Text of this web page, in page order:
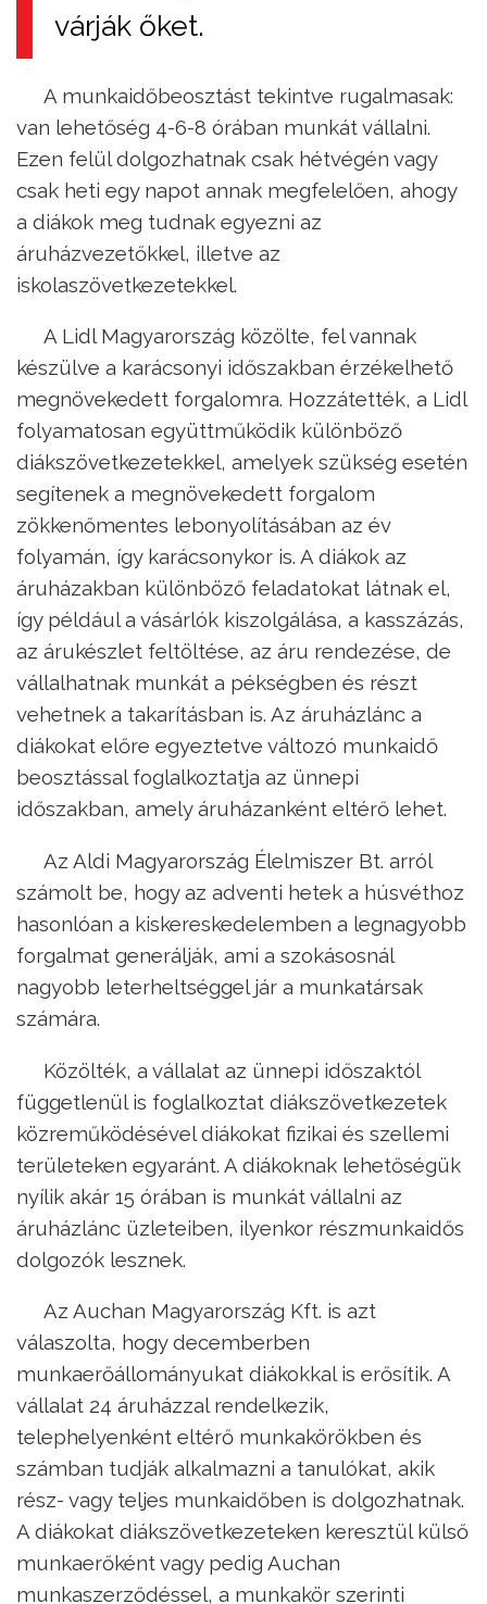
várják őket.
A munkaidőbeosztást tekintve rugalmasak:
van lehetőség 4-6-8 órában munkát vállalni.
Ezen felül dolgozhatnak csak hétvégén vagy
csak heti egy napot annak megfelelően, ahogy
a diákok meg tudnak egyezni az
áruházvezetőkkel, illetve az
iskolaszövetkezetekkel.
A Lidl Magyarország közölte, fel vannak
készülve a karácsonyi időszakban érzékelhető
megnövekedett forgalomra. Hozzátették, a Lidl
folyamatosan együttműködik különböző
diákszövetkezetekkel, amelyek szükség esetén
segítenek a megnövekedett forgalom
zökkenőmentes lebonyolításában az év
folyamán, így karácsonykor is. A diákok az
áruházakban különböző feladatokat látnak el,
így például a vásárlók kiszolgálása, a kasszázás,
az árukészlet feltöltése, az áru rendezése, de
vállalhatnak munkát a pékségben és részt
vehetnek a takarításban is. Az áruházlánc a
diákokat előre egyeztetve változó munkaidő
beosztással foglalkoztatja az ünnepi
időszakban, amely áruházanként eltérő lehet.
Az Aldi Magyarország Élelmiszer Bt. arról
számolt be, hogy az adventi hetek a húsvéthoz
hasonlóan a kiskereskedelemben a legnagyobb
forgalmat generálják, ami a szokásosnál
nagyobb leterheltséggel jár a munkatársak
számára.
Közölték, a vállalat az ünnepi időszaktól
függetlenül is foglalkoztat diákszövetkezetek
közreműködésével diákokat fizikai és szellemi
területeken egyaránt. A diákoknak lehetőségük
nyílik akár 15 órában is munkát vállalni az
áruházlánc üzleteiben, ilyenkor részmunkaidős
dolgozók lesznek.
Az Auchan Magyarország Kft. is azt
válaszolta, hogy decemberben
munkaerőállományukat diákokkal is erősítik. A
vállalat 24 áruházzal rendelkezik,
telephelyenként eltérő munkakörökben és
számban tudják alkalmazni a tanulókat, akik
rész- vagy teljes munkaidőben is dolgozhatnak.
A diákokat diákszövetkezeteken keresztül külső
munkaerőként vagy pedig Auchan
munkaszerződéssel, a munkakör szerinti